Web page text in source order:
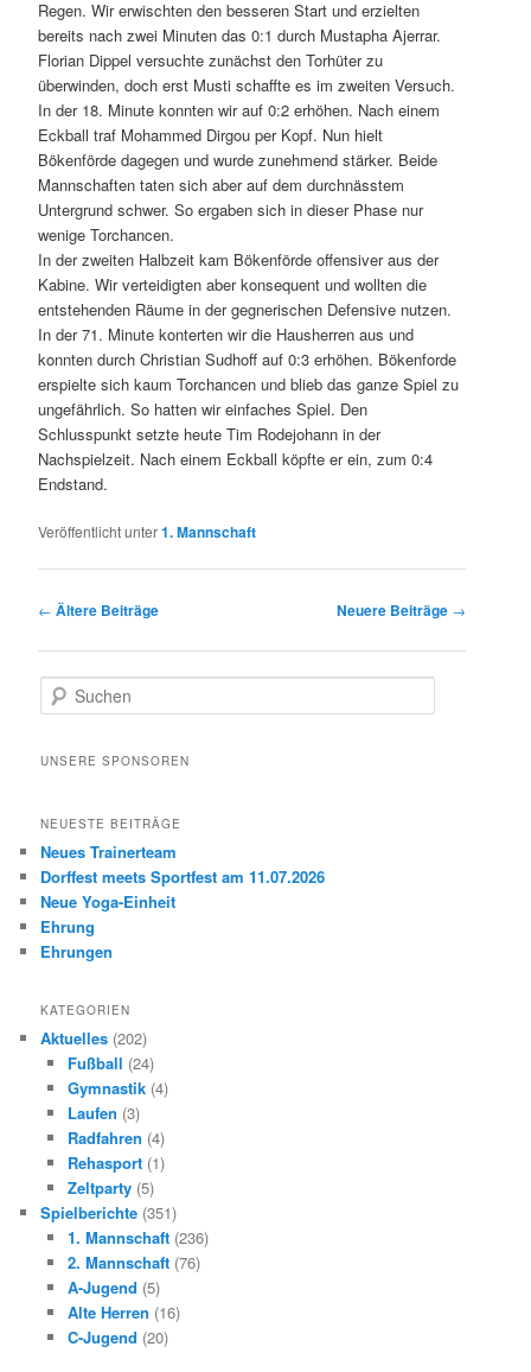
Regen. Wir erwischten den besseren Start und erzielten
bereits nach zwei Minuten das 0:1 durch Mustapha Ajerrar.
Florian Dippel versuchte zunächst den Torhüter zu
überwinden, doch erst Musti schaffte es im zweiten Versuch.
In der 18. Minute konnten wir auf 0:2 erhöhen. Nach einem
Eckball traf Mohammed Dirgou per Kopf. Nun hielt
Bökenförde dagegen und wurde zunehmend stärker. Beide
Mannschaften taten sich aber auf dem durchnässtem
Untergrund schwer. So ergaben sich in dieser Phase nur
wenige Torchancen.
In der zweiten Halbzeit kam Bökenförde offensiver aus der
Kabine. Wir verteidigten aber konsequent und wollten die
entstehenden Räume in der gegnerischen Defensive nutzen.
In der 71. Minute konterten wir die Hausherren aus und
konnten durch Christian Sudhoff auf 0:3 erhöhen. Bökenforde
erspielte sich kaum Torchancen und blieb das ganze Spiel zu
ungefährlich. So hatten wir einfaches Spiel. Den
Schlusspunkt setzte heute Tim Rodejohann in der
Nachspielzeit. Nach einem Eckball köpfte er ein, zum 0:4
Endstand.
Veröffentlicht unter1. Mannschaft
Beitrags-
← Ältere Beiträge Neuere Beiträge →
u
h
UNSERE SPONSOREN
NEUESTE BEITRÄGE
Neues Trainerteam
Dorffest meets Sportfest am 11.07.2026
Neue Yoga-Einheit
Ehrung
Ehrungen
KATEGORIEN
Aktuelles (202)
Fußball (24)
Gymnastik(4)
Laufen (3)
Radfahren (4)
Rehasport(1)
Zeltparty(5)
Spielberichte (351)
1. Mannschaft(236)
2. Mannschaft(76)
A-Jugend (5)
Alte Herren (16)
C-Jugend (20)